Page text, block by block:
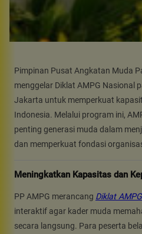
Pimpinan Pusat Angkatan Muda
menggelar Diklat AMPG Nasional
Jakarta untuk memperkuat
Indonesia. Melalui program ini,
penting generasi muda dalam
dan memperkuat fondasi
Meningkatkan Kapasitas dan
PP AMPG merancang Diklat AMPG
interaktif agar kader muda
secara langsung. Para peserta